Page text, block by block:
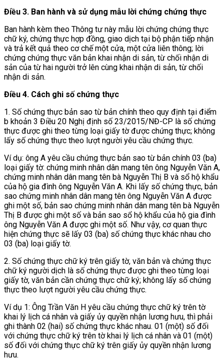
Điều 3. Ban hành và sử dụng mẫu lời chứng chứng thực
Ban hành kèm theo Thông tư này mẫu lời chứng chứng thực
chữ ký, chứng thực hợp đồng, giao dịch tại bộ phận tiếp nhận
và trả kết quả theo cơ chế một cửa, một cửa liên thông; lời
chứng chứng thực văn bản khai nhận di sản, từ chối nhận di
sản của từ hai người trở lên cùng khai nhận di sản, từ chối
nhận di sản.
Điều 4. Cách ghi số chứng thực
1. Số chứng thực bản sao từ bản chính theo quy định tại điểm
b khoản 3 Điều 20 Nghị định số 23/2015/NĐ-CP là số chứng
thực được ghi theo từng loại giấy tờ được chứng thực; không
lấy số chứng thực theo lượt người yêu cầu chứng thực.
Ví dụ: ông A yêu cầu chứng thực bản sao từ bản chính 03 (ba)
loại giấy tờ: chứng minh nhân dân mang tên ông Nguyễn Văn A,
chứng minh nhân dân mang tên bà Nguyễn Thị B và sổ hộ khẩu
của hộ gia đình ông Nguyễn Văn A. Khi lấy số chứng thực, bản
sao chứng minh nhân dân mang tên ông Nguyễn Văn A được
ghi một số, bản sao chứng minh nhân dân mang tên bà Nguyễn
Thị B được ghi một số và bản sao sổ hộ khẩu của hộ gia đình
ông Nguyễn Văn A được ghi một số. Như vậy, cơ quan thực
hiện chứng thực sẽ lấy 03 (ba) số chứng thực khác nhau cho
03 (ba) loại giấy tờ.
2. Số chứng thực chữ ký trên giấy tờ, văn bản và chứng thực
chữ ký người dịch là số chứng thực được ghi theo từng loại
giấy tờ, văn bản cần chứng thực chữ ký; không lấy số chứng
thực theo lượt người yêu cầu chứng thực.
Ví dụ 1: Ông Trần Văn H yêu cầu chứng thực chữ ký trên tờ
khai lý lịch cá nhân và giấy ủy quyền nhận lương hưu, thì phải
ghi thành 02 (hai) số chứng thực khác nhau. 01 (một) số đối
với chứng thực chữ ký trên tờ khai lý lịch cá nhân và 01 (một)
số đối với chứng thực chữ ký trên giấy ủy quyền nhận lương
hưu.